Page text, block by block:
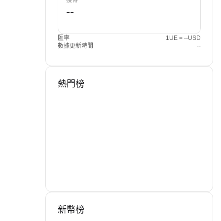
匯率
1UE = --USD
數據更新時間
--
熱門榜
新幣榜